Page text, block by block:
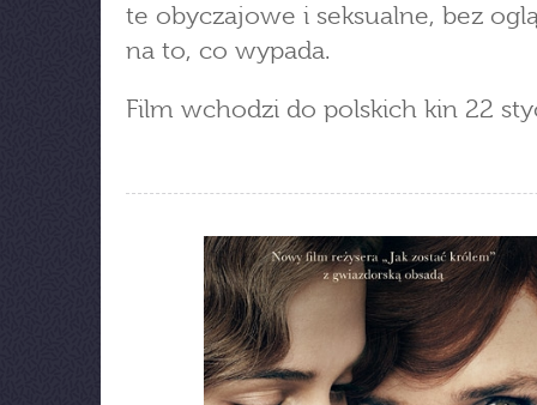
te obyczajowe i seksualne, bez
na to, co wypada.
Film wchodzi do polskich kin 22